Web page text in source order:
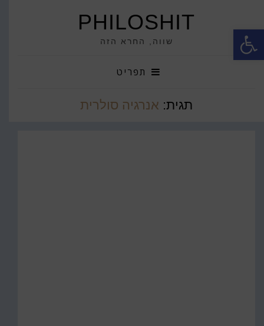
פתח סרגל נגישות PHILOSHIT
שווה, החרא הזה
תפריט
תגית: אנרגיה סולרית